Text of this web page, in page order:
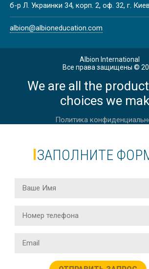
б-р Л. Украинки 34, корп. 2, оф. 32, г. Киев
albion@albioneducation.com
Albion International
Все права защищены ©
We are all the
choices we
Политика
ЗАПОЛНИТЕ